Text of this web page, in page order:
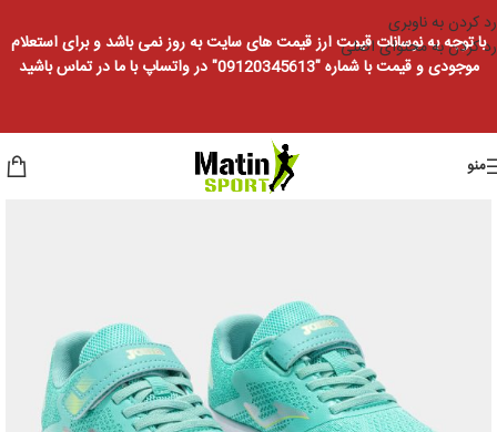
رد کردن به ناوبری
رد کردن به محتوای اصلی
با توجه به نوسانات قیمت ارز قیمت های سایت به روز نمی باشد و برای استعلام
موجودی و قیمت با شماره "09120345613" در واتساپ با ما در تماس باشید
منو